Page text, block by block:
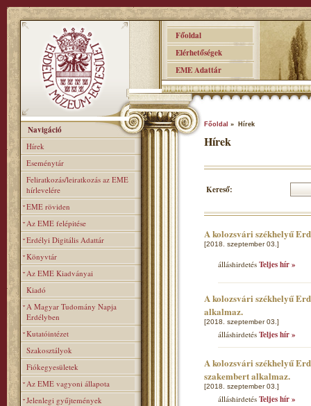
Főoldal
Elérhetőségek
EME Adattár
Navigáció
Hírek
Eseménytár
Feliratkozás/leiratkozás az EME
hírlevelére
EME röviden
Az EME felépitése
Erdélyi Digitális Adattár
Könyvtár
Az EME Kiadványai
Kiadó
A Magyar Tudomány Napja
Erdélyben
Kutatóintézet
Szakosztályok
Fiókegyesületek
Az EME vagyoni állapota
Jelenlegi gyűjtemények
Főoldal » Hírek
Hírek
Kereső:
A kolozsvári székhelyű
[2018. szeptember 03.]
álláshirdetés Teljes hír »
A kolozsvári székhelyű
alkalmaz.
[2018. szeptember 03.]
álláshirdetés Teljes hír »
A kolozsvári székhelyű
szakembert alkalmaz.
[2018. szeptember 03.]
álláshirdetés Teljes hír »